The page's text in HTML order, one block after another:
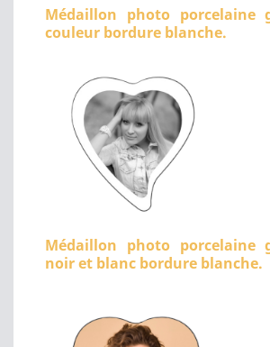
Médaillon photo porcelaine
couleur bordure blanche.
Médaillon photo porcelaine
noir et blanc bordure blanche.